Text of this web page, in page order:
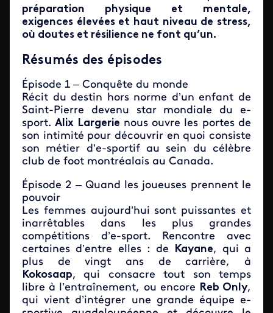
préparation physique et mentale,
exigences élevées et haut niveau de stress,
où doutes et résilience ne font qu’un.
Résumés des épisodes
Épisode 1 – Conquête du monde
Récit du destin hors norme d’un enfant de
Saint-Pierre devenu star mondiale du e-
sport.Alix Largerie nous ouvre les portes de
son intimité pour découvrir en quoi consiste
son métier d’e-sportif au sein du célèbre
club de foot montréalais au Canada.
Épisode 2 – Quand les joueuses prennent le
pouvoir
Les femmes aujourd’hui sont puissantes et
inarrêtables dans les plus grandes
compétitions d’e-sport. Rencontre avec
certaines d’entre elles : de Kayane, qui a
plus de vingt ans de carrière, à
Kokosaap,
qui consacre tout son temps
libre à l’entraînement, ou encore Reb Only,
qui vient d’intégrer une grande équipe e-